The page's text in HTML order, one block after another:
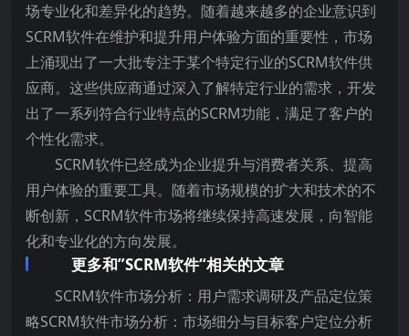
场专业化和差异化的趋势。随着越来越多的企业意识到
SCRM软件在维护和提升用户体验方面的重要性，市场
上涌现出了一大批专注于某个特定行业的SCRM软件供
应商。这些供应商通过深入了解特定行业的需求，开发
出了一系列符合行业特点的SCRM功能，满足了客户的
个性化需求。
SCRM软件已经成为企业提升与消费者关系、提高
用户体验的重要工具。随着市场规模的扩大和技术的不
断创新，SCRM软件市场将继续保持高速发展，向智能
化和专业化的方向发展。
更多和”SCRM软件“相关的文章
SCRM软件市场分析：用户需求调研及产品定位策
略SCRM软件市场分析：市场细分与目标客户定位分析